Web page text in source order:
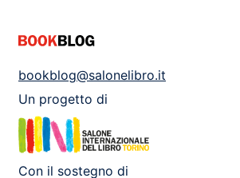
bookblog@salonelibro.it
Un progetto di
Con il sostegno di